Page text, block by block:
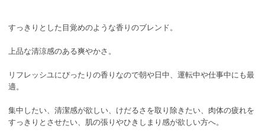
すっきりとした目覚めのような香りのブレンド。
上品な清涼感のある爽やかさ。
リフレッシユにぴったりの香りなので朝や日中、運転中や仕事中にも最
適。
集中したい、清潔感が欲しい、けだるさを取り除きたい、肉体の疲れを
すっきりとさせたい、肌の張りやひきしまり感が欲しい方へ。